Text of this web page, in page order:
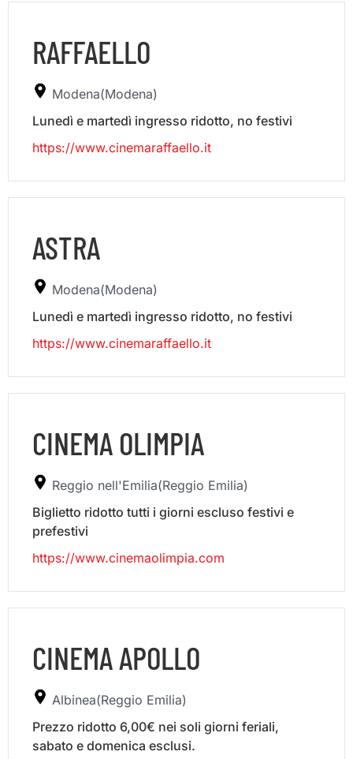
RAFFAELLO
Modena(Modena)
Lunedì e martedì ingresso ridotto, no festivi
https://www.cinemaraffaello.it
ASTRA
Modena(Modena)
Lunedì e martedì ingresso ridotto, no festivi
https://www.cinemaraffaello.it
CINEMA OLIMPIA
Reggio nell'Emilia(Reggio Emilia)
Biglietto ridotto tutti i giorni escluso festivi e
prefestivi
https://www.cinemaolimpia.com
CINEMA APOLLO
Albinea(Reggio Emilia)
Prezzo ridotto 6,00€ nei soli giorni feriali,
sabato e domenica esclusi.